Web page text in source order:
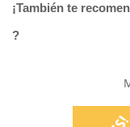
¡También te
?